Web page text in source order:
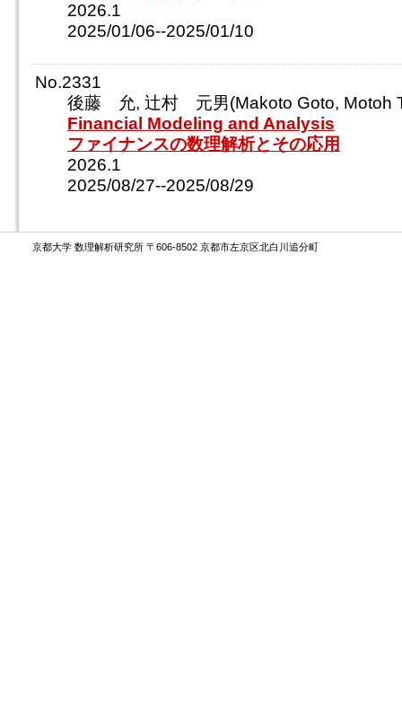
2026.1
2025/01/06--2025/01/10
No.2331
後藤 允, 辻村 元男(Makoto Goto, Motoh
Financial Modeling and Analysis
ファイナンスの数理解析とその応用
2026.1
2025/08/27--2025/08/29
京都大学 数理解析研究所 〒606-8502 京都市左京区北白川追分町